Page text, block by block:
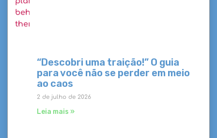
“Descobri uma traição!” O guia
para você não se perder em meio
ao caos
2 de julho de 2026
Leia mais »